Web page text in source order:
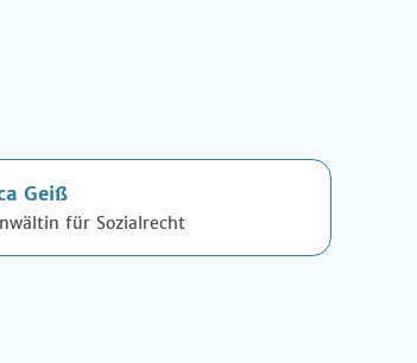
Geiß
für Sozialrecht